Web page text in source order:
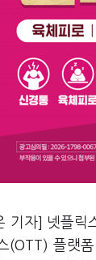
기자] 넷플릭
(OTT) 플랫